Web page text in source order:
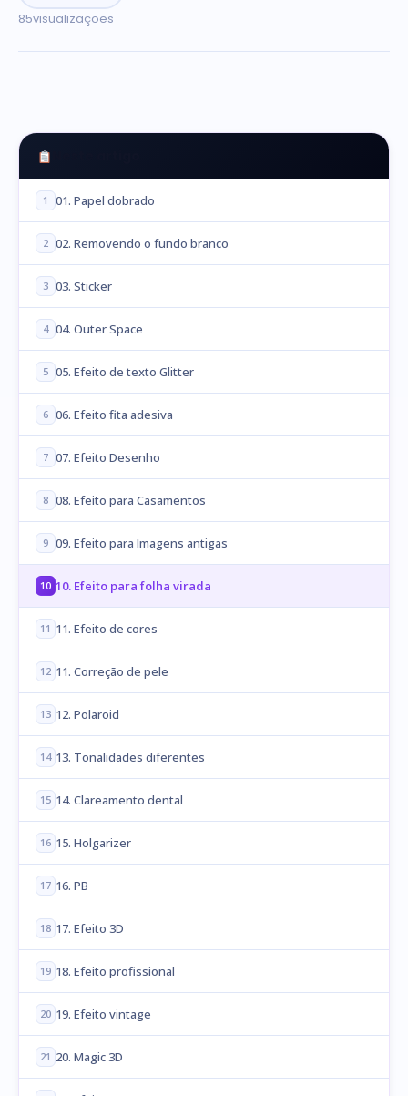
85visualizações
1 01. Papel dobrado
2 02. Removendo o fundo branco
3 03. Sticker
4 04. Outer Space
5 05. Efeito de texto Glitter
6 06. Efeito fita adesiva
7 07. Efeito Desenho
8 08. Efeito para Casamentos
9 09. Efeito para Imagens antigas
10 10. Efeito para folha virada
11 11. Efeito de cores
12 11. Correção de pele
13 12. Polaroid
14 13. Tonalidades diferentes
15 14. Clareamento dental
16 15. Holgarizer
17 16. PB
18 17. Efeito 3D
19 18. Efeito profissional
20 19. Efeito vintage
21 20. Magic 3D